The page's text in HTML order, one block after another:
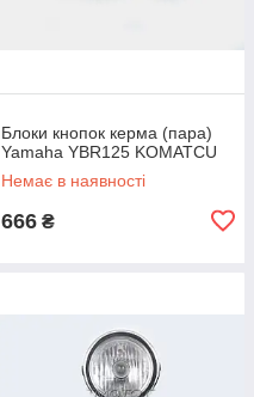
Блоки кнопок керма (пара)
Yamaha YBR125 KOMATCU
Немає в наявності
666 ₴